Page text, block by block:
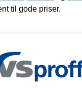
til gode priser.